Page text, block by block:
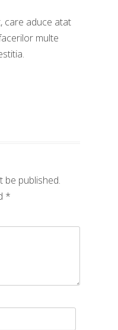
care aduce atat
multe
be published.
*